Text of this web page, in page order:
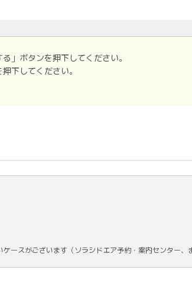
」ボタンを押下してください。
下してください。
ースがございます（ソラシドエア予約・案内センター、